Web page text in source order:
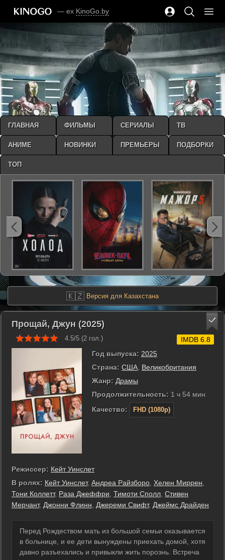
— ex KinoGo.by
🇰🇿 Версия для Казахстана
Прощай, Джун (2025)
4.5/5 (2 гол.)
Год выпуска: 2025
Страна: США Великобритания
Жанр: Драмы
Продолжительность: 1 ч 54 мин
Качество:
FHD (1080p)
IMDB 6.8
Режиссер: Кейт Уинслет
В ролях: Кейт Уинслет, Андреа Райзборо Хелен Миррен
Тони Коллетт, Раза Джеффри Тимоти Сполл Стивен
Мерчант, Джонни Флинн Джереми Свифт, Джеймс Драйден
Перед Рождеством мать из большой семьи оказывается
в больнице, и ее дети вынуждены приехать домой, хотя
давно разъехались и привыкли жить порознь. Встреча
ГЛАВНАЯ ФИЛЬМЫ СЕРИАЛЫ ТВ
АНИМЕ НОВИНКИ ПРЕМЬЕРЫ ПОДБОРКИ
ТОП